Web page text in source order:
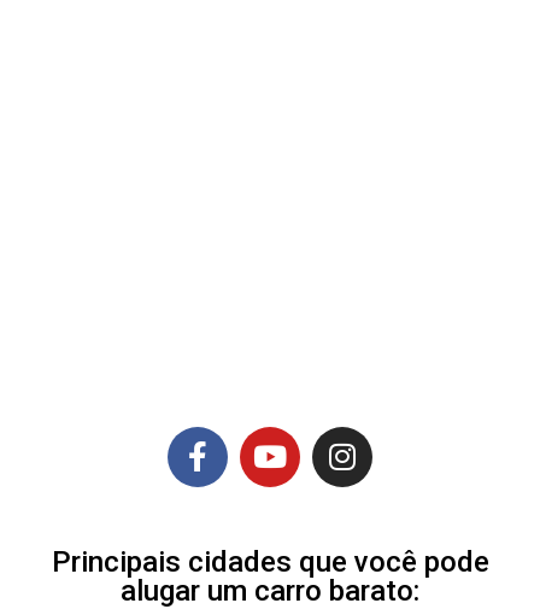
Principais cidades que você pode
alugar um carro barato: